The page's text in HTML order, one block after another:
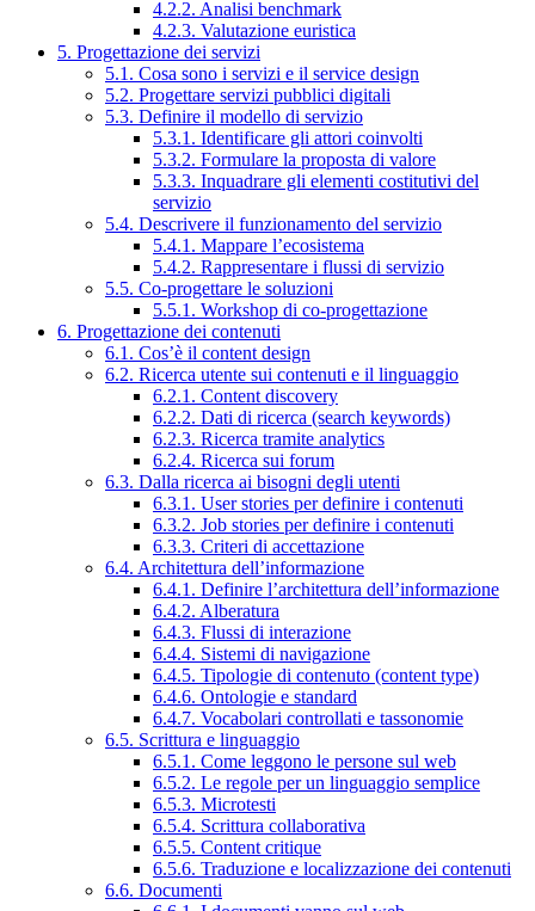
4.2.2. Analisi benchmark
4.2.3. Valutazione euristica
5. Progettazione dei servizi
5.1. Cosa sono i servizi e il service design
5.2. Progettare servizi pubblici digitali
5.3. Definire il modello di servizio
5.3.1. Identificare gli attori coinvolti
5.3.2. Formulare la proposta di valore
5.3.3. Inquadrare gli elementi costitutivi del
servizio
5.4. Descrivere il funzionamento del servizio
5.4.1. Mappare l’ecosistema
5.4.2. Rappresentare i flussi di servizio
5.5. Co-progettare le soluzioni
5.5.1. Workshop di co-progettazione
6. Progettazione dei contenuti
6.1. Cos’è il content design
6.2. Ricerca utente sui contenuti e il linguaggio
6.2.1. Content discovery
6.2.2. Dati di ricerca (search keywords)
6.2.3. Ricerca tramite analytics
6.2.4. Ricerca sui forum
6.3. Dalla ricerca ai bisogni degli utenti
6.3.1. User stories per definire i contenuti
6.3.2. Job stories per definire i contenuti
6.3.3. Criteri di accettazione
6.4. Architettura dell’informazione
6.4.1. Definire l’architettura dell’informazione
6.4.2. Alberatura
6.4.3. Flussi di interazione
6.4.4. Sistemi di navigazione
6.4.5. Tipologie di contenuto (content type)
6.4.6. Ontologie e standard
6.4.7. Vocabolari controllati e tassonomie
6.5. Scrittura e linguaggio
6.5.1. Come leggono le persone sul web
6.5.2. Le regole per un linguaggio semplice
6.5.3. Microtesti
6.5.4. Scrittura collaborativa
6.5.5. Content critique
6.5.6. Traduzione e localizzazione dei contenuti
6.6. Documenti